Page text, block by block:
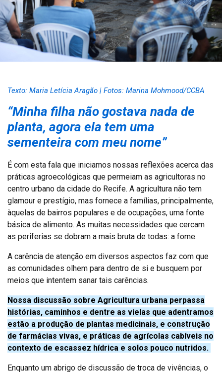
Texto: Maria Letícia Aragão | Fotos: Marina Mohmood/CCBA
“Minha filha não gostava nada de
planta, agora ela tem uma
sementeira com meu nome”
É com esta fala que iniciamos nossas reflexões acerca das
práticas agroecológicas que permeiam as agricultoras no
centro urbano da cidade do Recife. A agricultura não tem
glamour e prestígio, mas fornece a famílias, principalmente,
àquelas de bairros populares e de ocupações, uma fonte
básica de alimento. As muitas necessidades que cercam
as periferias se dobram a mais bruta de todas: a fome.
A carência de atenção em diversos aspectos faz com que
as comunidades olhem para dentro de si e busquem por
meios que intentem sanar tais carências.
Nossa discussão sobre Agricultura urbana perpassa
histórias, caminhos e dentre as vielas que adentramos
estão a produção de plantas medicinais, e construção
de farmácias vivas, e práticas de agrícolas cabíveis no
contexto de escassez hídrica e solos pouco nutridos.
Enquanto um abrigo de discussão de troca de vivências, o